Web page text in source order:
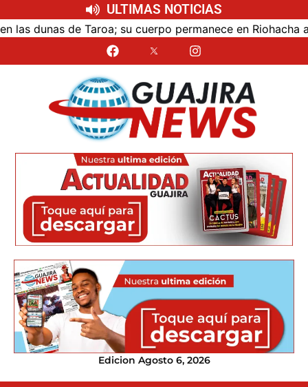
ULTIMAS NOTICIAS
de Taroa; su cuerpo permanece en Riohacha a la
Edicion Agosto 6, 2026